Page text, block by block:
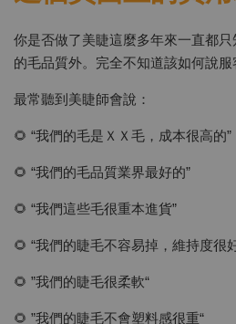
你是否做了美睫這麼多年來一直都
的毛品質外。完全不知道該如何說服
最常聽到美睫師會說：
🌻 “我們的毛是ＸＸ毛，成本很高的”
🌻 “我們的毛品質業界最好的”
🌻 “我們這些毛很重本進貨”
🌻 “我們的睫毛不容易掉，維持度很
🌻 ”我們的睫毛很柔軟“
🌻 ”我們的睫毛不會塑料感很重“